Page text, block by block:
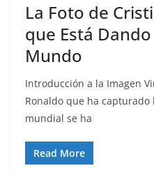
La Foto de
que Está
Mundo
Introducción a la Imagen
Ronaldo que ha
mundial se ha
Read More